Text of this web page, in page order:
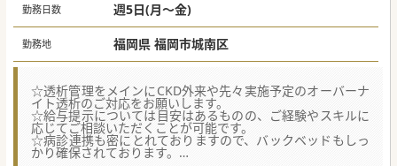
勤務日数 週5日(月～金)
勤務地 福岡県 福岡市城南区
☆透析管理をメインにCKD外来や先々実施予定のオーバーナ
イト透析のご対応をお願いします。
☆給与提示については目安はあるものの、ご経験やスキルに
応じてご相談いただくことが可能です。
☆病診連携も密にとれておりますので、バックベッドもしっ
かり確保されております。